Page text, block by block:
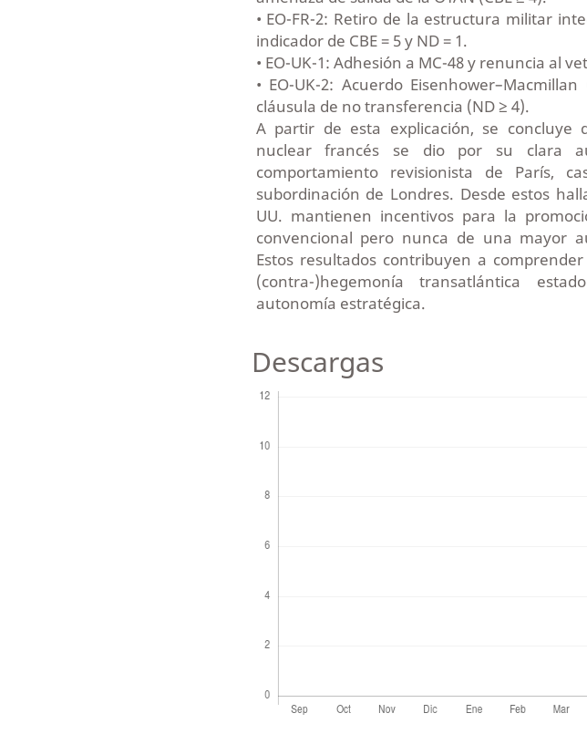
• EO-FR-2: Retiro de la estructura militar
indicador de CBE = 5 y ND = 1.
• EO-UK-1: Adhesión a MC-48 y renuncia al
• EO-UK-2: Acuerdo
cláusula de no transferencia (ND ≥ 4).
A partir de esta explicación, se concluye
nuclear francés se dio por su clara
comportamiento revisionista de París,
subordinación de Londres. Desde estos
UU. mantienen incentivos para la
convencional pero nunca de una mayor
Estos resultados contribuyen a
(contra-)hegemonía transatlántica
autonomía estratégica.
Descargas